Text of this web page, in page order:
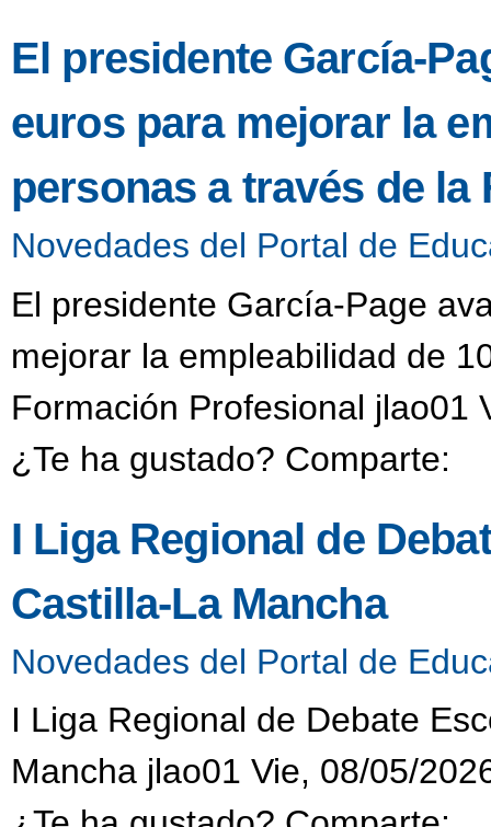
El presidente García-
euros para mejorar la
personas a través de
Novedades del Portal de
El presidente García-Page
mejorar la empleabilidad de
Formación Profesional jlao01
¿Te ha gustado? Comparte:
I Liga Regional de
Castilla-La Mancha
Novedades del Portal de
I Liga Regional de Debate
Mancha jlao01 Vie, 08/05/